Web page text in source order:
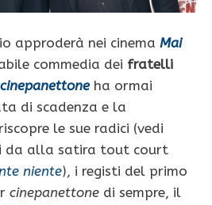
approderà nei cinema Mai
commedia dei fratelli
cinepanettoneha ormai
di scadenza e la
le sue radici (vedi
da alla satira tout court
niente), i registi del primo
cinepanettone di sempre, il